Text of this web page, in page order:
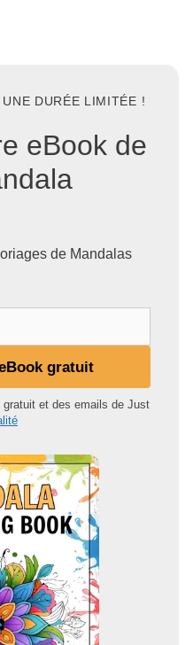
DURÉE LIMITÉE !
eBook de
de Mandalas
gratuit
et des emails de Just